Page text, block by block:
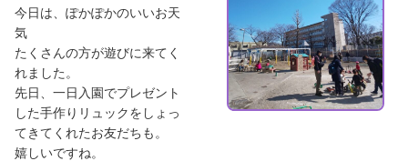
今日は、ぽかぽかのいいお天
気
たくさんの方が遊びに来てく
れました。
先日、一日入園でプレゼント
した手作りリュックをしょっ
てきてくれたお友だちも。
嬉しいですね。